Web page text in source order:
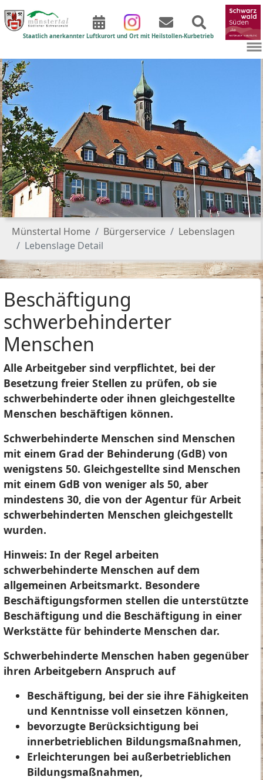
Staatlich anerkannter Luftkurort und Ort mit Heilstollen-Kurbetrieb
Sie sind hier:
Münstertal Home Bürgerservice
Lebenslagen
Lebenslage Detail
Beschäftigung
schwerbehinderter
Menschen
Alle Arbeitgeber sind verpflichtet, bei der
Besetzung freier Stellen zu prüfen, ob sie
schwerbehinderte oder ihnen gleichgestellte
Menschen beschäftigen können.
Schwerbehinderte Menschen sind Menschen
mit einem Grad der Behinderung (GdB) von
wenigstens 50. Gleichgestellte sind Menschen
mit einem GdB von weniger als 50, aber
mindestens 30, die von der Agentur für Arbeit
schwerbehinderten Menschen gleichgestellt
wurden.
Hinweis: In der Regel arbeiten
schwerbehinderte Menschen auf dem
allgemeinen Arbeitsmarkt. Besondere
Beschäftigungsformen stellen die unterstützte
Beschäftigung und die Beschäftigung in einer
Werkstätte für behinderte Menschen dar.
Schwerbehinderte Menschen haben gegenüber
ihren Arbeitgebern Anspruch auf
Beschäftigung, bei der sie ihre Fähigkeiten
und Kenntnisse voll einsetzen können,
bevorzugte Berücksichtigung bei
innerbetrieblichen Bildungsmaßnahmen,
Erleichterungen bei außerbetrieblichen
Bildungsmaßnahmen,